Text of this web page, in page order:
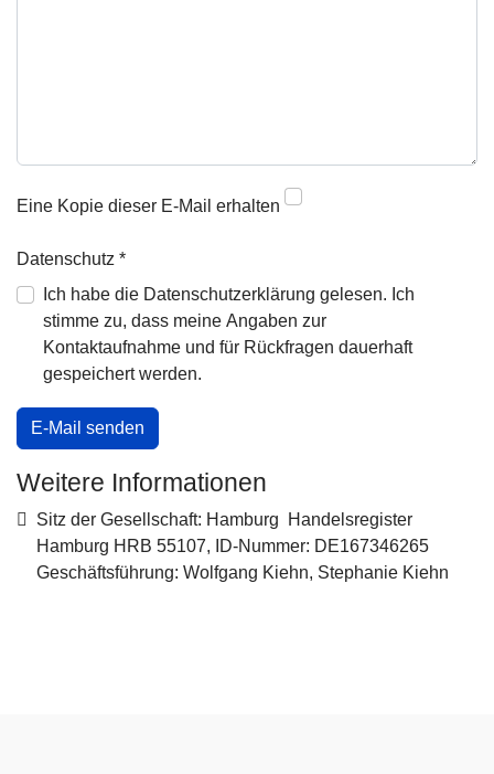
Eine Kopie dieser E-Mail erhalten
Datenschutz *
Ich habe die Datenschutzerklärung gelesen. Ich
stimme zu, dass meine Angaben zur
Kontaktaufnahme und für Rückfragen dauerhaft
gespeichert werden.
E-Mail senden
Weitere Informationen
Weitere Informationen
Sitz der Gesellschaft: Hamburg Handelsregister
Hamburg HRB 55107, ID-Nummer: DE167346265
Geschäftsführung: Wolfgang Kiehn, Stephanie Kiehn